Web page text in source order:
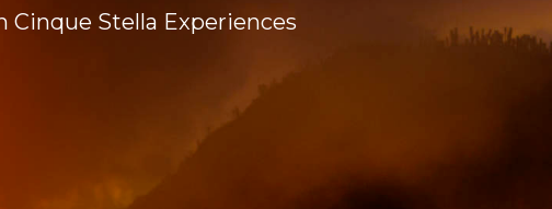
Cinque Stella Experiences